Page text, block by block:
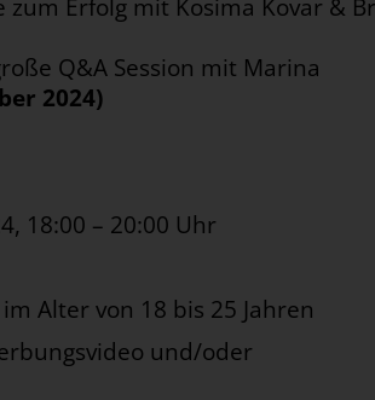
zum Erfolg mit Kosima Kovar &
Q&A Session mit Marina
2024)
18:00 – 20:00 Uhr
Alter von 18 bis 25 Jahren
und/oder